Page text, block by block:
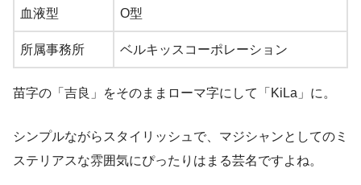
血液型 O型
所属事務所 ベルキッスコーポレーション
苗字の「吉良」をそのままローマ字にして「KiLa」に。
シンプルながらスタイリッシュで、マジシャンとしてのミ
ステリアスな雰囲気にぴったりはまる芸名ですよね。